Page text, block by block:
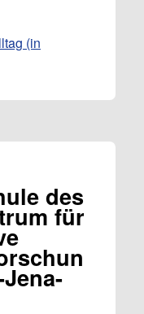
(in
des
für